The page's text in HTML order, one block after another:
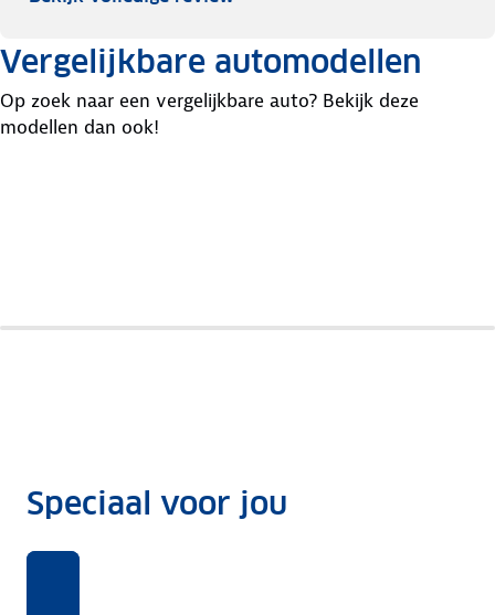
Vergelijkbare automodellen
Op zoek naar een vergelijkbare auto? Bekijk deze
modellen dan ook!
Speciaal voor jou